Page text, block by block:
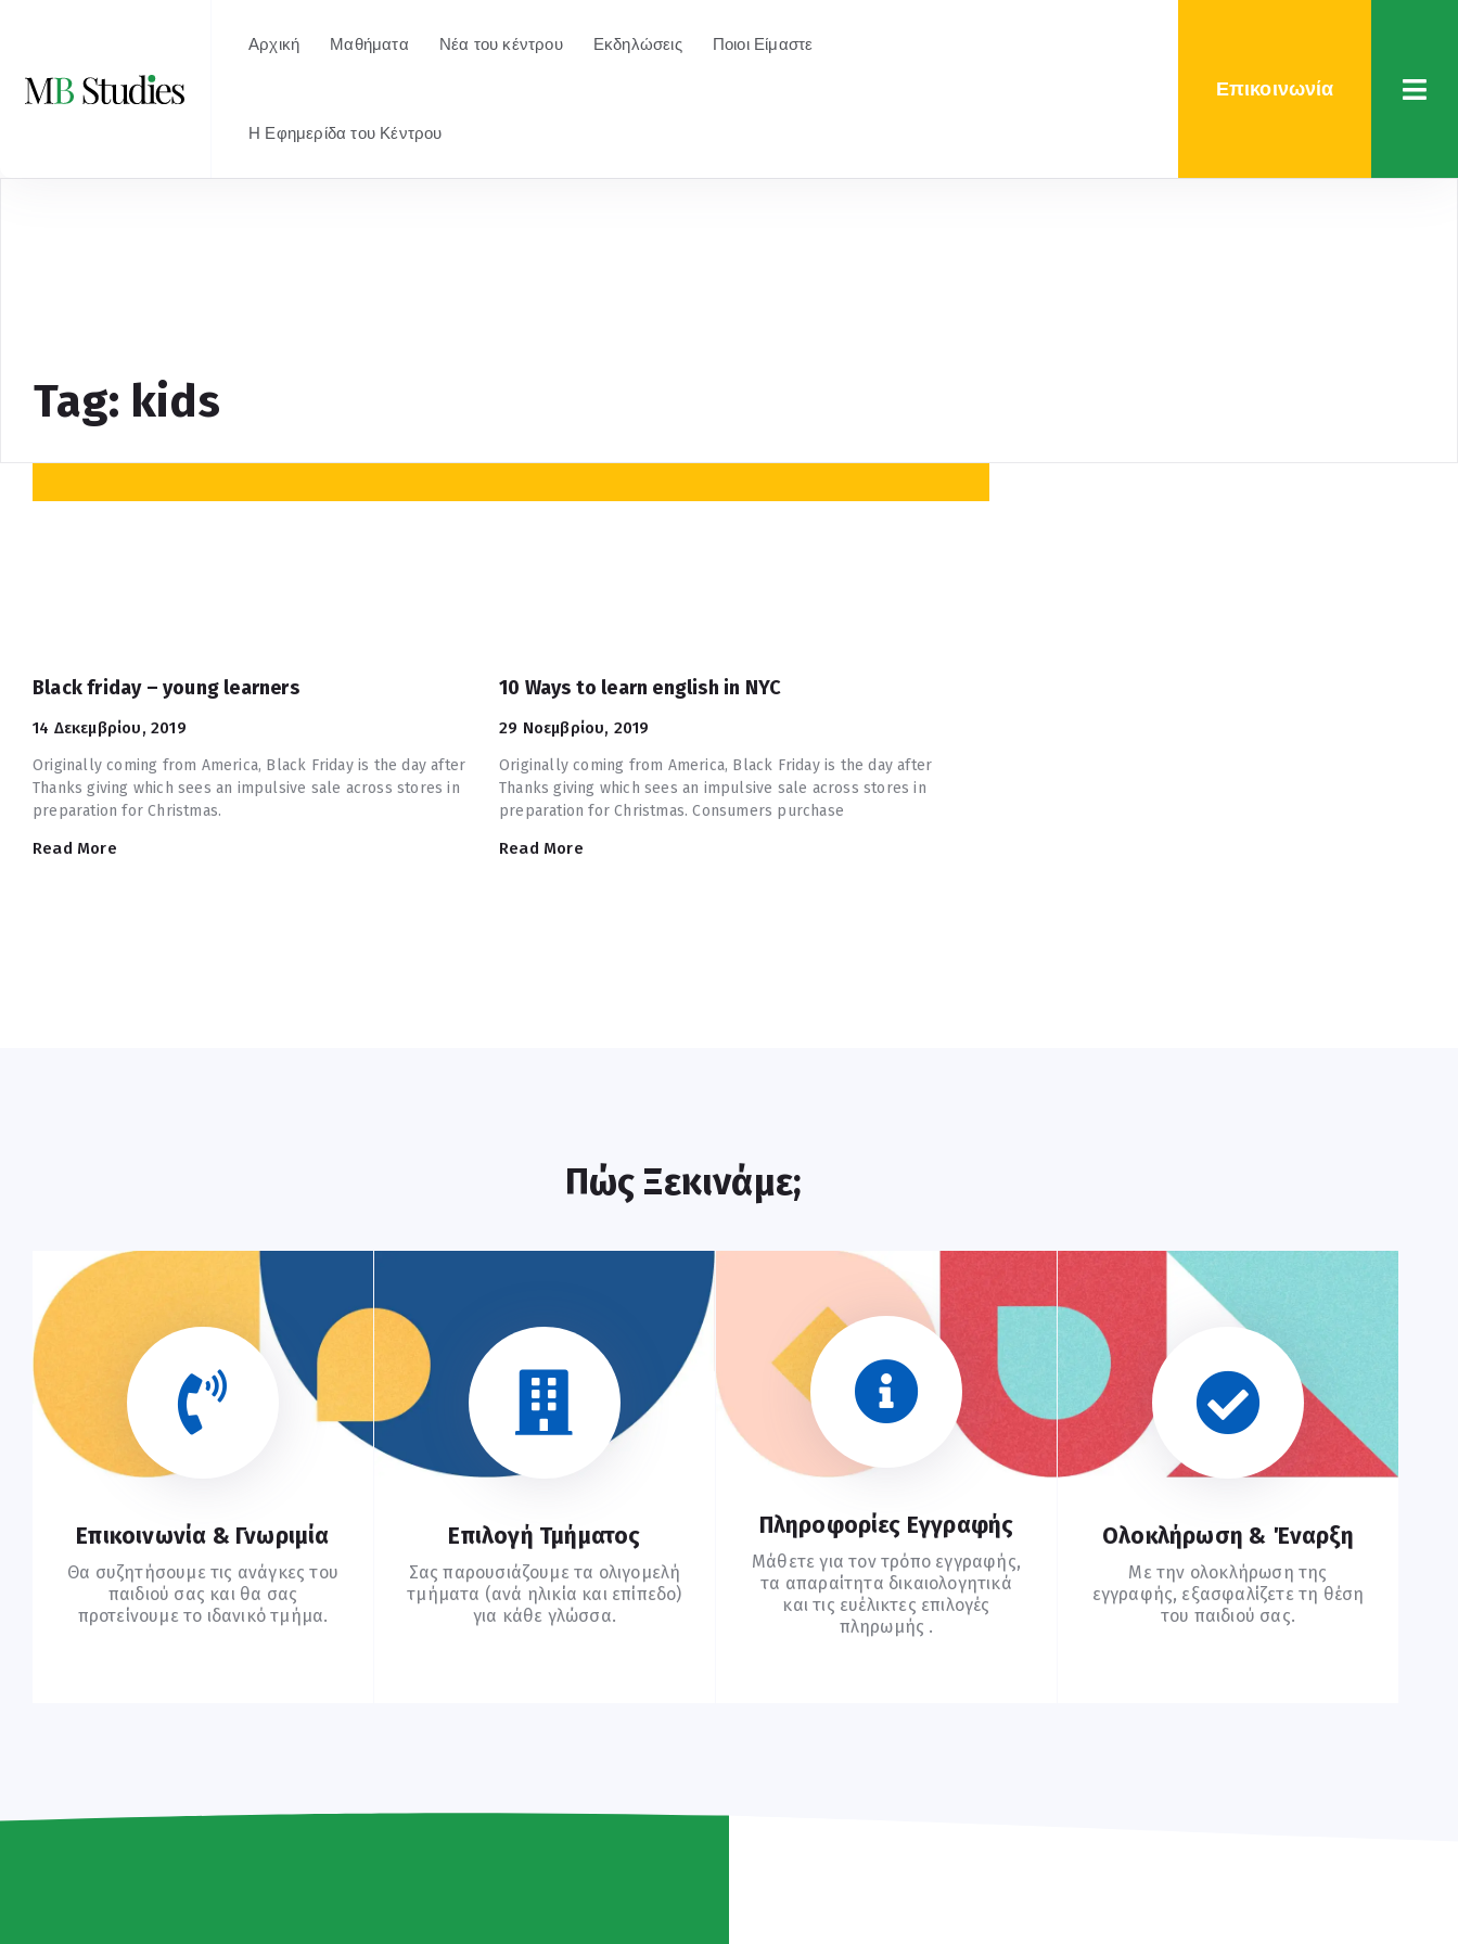
Αρχική Μαθήματα Νέα του κέντρου Εκδηλώσεις Ποιοι Είμαστε
Η Εφημερίδα του Κέντρου
Επικοινωνία
Tag: kids
Black friday – young learners
14 Δεκεμβρίου, 2019
Originally coming from America, Black Friday is the day after
Thanks giving which sees an impulsive sale across stores in
preparation for Christmas.
Read More
10 Ways to learn english in NYC
29 Νοεμβρίου, 2019
Originally coming from America, Black Friday is the day after
Thanks giving which sees an impulsive sale across stores in
preparation for Christmas. Consumers purchase
Read More
Πώς Ξεκινάμε;
Επικοινωνία & Γνωριμία
Θα συζητήσουμε τις ανάγκες του
παιδιού σας και θα σας
προτείνουμε το ιδανικό τμήμα.
Επιλογή Τμήματος
Σας παρουσιάζουμε τα ολιγομελή
τμήματα (ανά ηλικία και επίπεδο)
για κάθε γλώσσα.
Πληροφορίες Εγγραφής
Μάθετε για τον τρόπο εγγραφής,
τα απαραίτητα δικαιολογητικά
και τις ευέλικτες επιλογές
πληρωμής .
Ολοκλήρωση & Έναρξη
Με την ολοκλήρωση της
εγγραφής, εξασφαλίζετε τη θέση
του παιδιού σας.